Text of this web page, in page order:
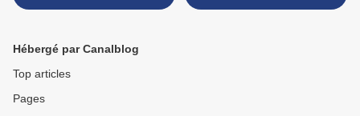
Hébergé par Canalblog
Top articles
Pages